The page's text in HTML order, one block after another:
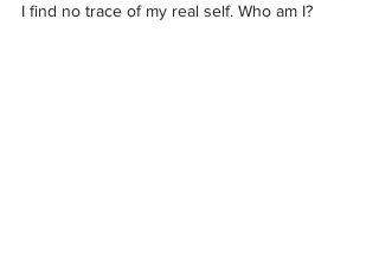
I find no trace of my real self. Who am I?